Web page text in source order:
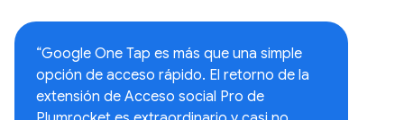
“Google One Tap es más que una simple
opción de acceso rápido. El retorno de la
extensión de Acceso social Pro de